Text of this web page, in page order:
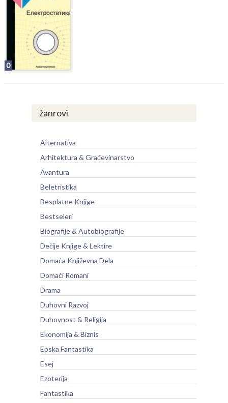
0
žanrovi
Alternativa
Arhitektura & Građevinarstvo
Avantura
Beletristika
Besplatne Knjige
Bestseleri
Biografije & Autobiografije
Dečije Knjige & Lektire
Domaća Književna Dela
Domaći Romani
Drama
Duhovni Razvoj
Duhovnost & Religija
Ekonomija & Biznis
Epska Fantastika
Esej
Ezoterija
Fantastika